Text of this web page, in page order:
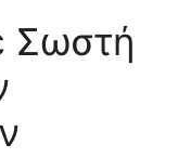
Σωστή